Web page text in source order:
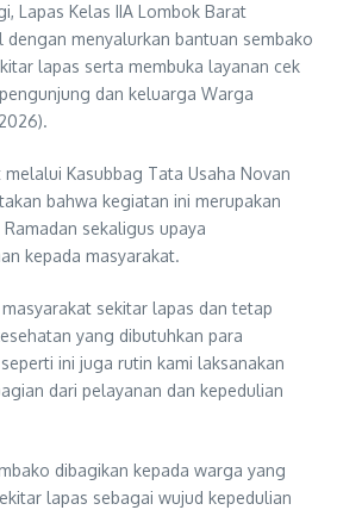
Lapas Kelas IIA Lombok Barat
menyalurkan bantuan sembako
lapas serta membuka layanan cek
dan keluarga Warga
Kasubbag Tata Usaha Novan
bahwa kegiatan ini merupakan
sekaligus upaya
kepada masyarakat.
sekitar lapas dan tetap
yang dibutuhkan para
ini juga rutin kami laksanakan
dari pelayanan dan kepedulian
dibagikan kepada warga yang
lapas sebagai wujud kepedulian